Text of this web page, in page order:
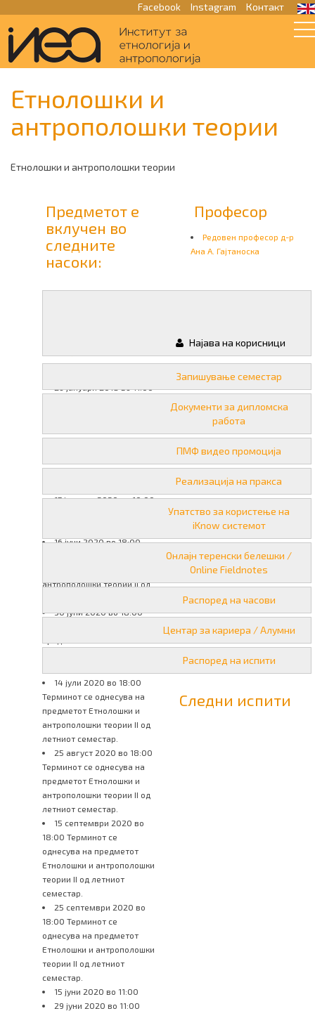
Facebook Instagram Контакт
Етнолошки и
антрополошки теории
Етнолошки и антрополошки теории
Предметот е
вклучен во
следните
насоки:
Професор
Редовен професор д-р
Ана А. Гајтаноска
26 јануари 2018 во 11:00
24 септември 2019 во
17 јануари 2020 во 10:00
16 јуни 2020 во 18:00
антрополошки теории II од
30 јуни 2020 во 18:00
14 јули 2020 во 18:00
Терминот се однесува на
предметот Етнолошки и
антрополошки теории II од
летниот семестар.
25 август 2020 во 18:00
Терминот се однесува на
предметот Етнолошки и
антрополошки теории II од
летниот семестар.
15 септември 2020 во
18:00 Терминот се
однесува на предметот
Етнолошки и антрополошки
теории II од летниот
семестар.
25 септември 2020 во
18:00 Терминот се
однесува на предметот
Етнолошки и антрополошки
теории II од летниот
семестар.
15 јуни 2020 во 11:00
29 јуни 2020 во 11:00
Најава на корисници
Запишување семестар
Документи за дипломска
работа
ПМФ видео промоција
Реализација на пракса
Упатство за користење на
iKnow системот
Онлајн теренски белешки /
Online Fieldnotes
Распоред на часови
Центар за кариера / Алумни
Распоред на испити
Следни испити